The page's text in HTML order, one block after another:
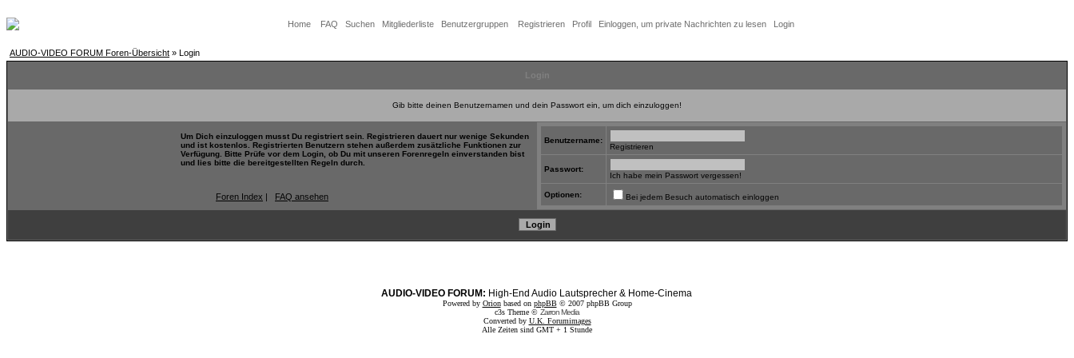
Home FAQ Suchen Mitgliederliste Benutzergruppen Registrieren Profil Einloggen, um private Nachrichten zu lesen Login
AUDIO-VIDEO FORUM Foren-Übersicht » Login
Gib bitte deinen Benutzernamen und dein Passwort ein, um dich einzuloggen!
Um Dich einzuloggen musst Du registriert sein. Registrieren dauert nur wenige Sekunden
und ist kostenlos. Registrierten Benutzern stehen außerdem zusätzliche Funktionen zur
Verfügung. Bitte Prüfe vor dem Login, ob Du mit unseren Forenregeln einverstanden bist
und lies bitte die bereitgestellten Regeln durch.
Foren Index | FAQ ansehen
Benutzername:
Registrieren
Passwort:
Ich habe mein Passwort vergessen!
Optionen: Bei jedem Besuch automatisch einloggen
AUDIO-VIDEO FORUM: High-End Audio Lautsprecher & Home-Cinema
Powered by Orionbased on phpBB© 2007 phpBB Group
c3s Theme © Zarron Media
Converted by U.K. Forumimages
Alle Zeiten sind GMT + 1 Stunde